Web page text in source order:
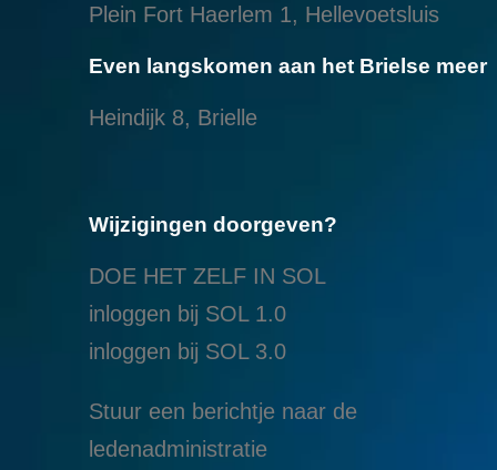
Plein Fort Haerlem 1, Hellevoetsluis
Even langskomen aan het Brielse meer
Heindijk 8, Brielle
Wijzigingen doorgeven?
DOE HET ZELF IN SOL
inloggen bij SOL 1.0
inloggen bij SOL 3.0
Stuur een berichtje naar de
ledenadministratie